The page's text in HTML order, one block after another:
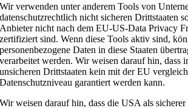
Wir verwenden unter anderem Tools von
datenschutzrechtlich nicht sicheren Drittstaaten
Anbieter nicht nach dem EU-US-Data Privacy
zertifiziert sind. Wenn diese Tools aktiv sind,
personenbezogene Daten in diese Staaten
verarbeitet werden. Wir weisen darauf hin, dass
unsicheren Drittstaaten kein mit der EU
Datenschutzniveau garantiert werden kann.
Wir weisen darauf hin, dass die USA als